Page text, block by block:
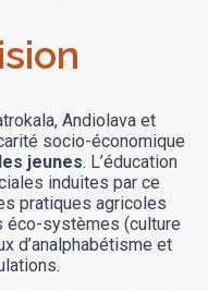
Andiolava et
socio-économique
jeunes. L’éducation
induites par ce
pratiques agricoles
éco-systèmes (culture
d’analphabétisme et